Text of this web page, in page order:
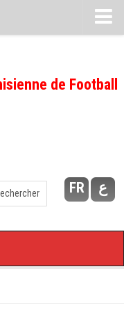
de Football
FR ع